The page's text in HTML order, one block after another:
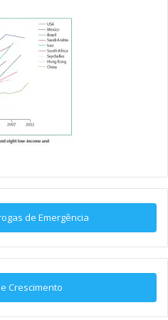
de Emergência
Crescimento